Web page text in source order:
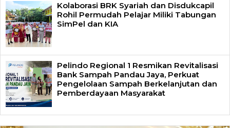
Kolaborasi BRK Syariah dan Disdukcapil
Rohil Permudah Pelajar Miliki Tabungan
SimPel dan KIA
Pelindo Regional 1 Resmikan Revitalisasi
Bank Sampah Pandau Jaya, Perkuat
Pengelolaan Sampah Berkelanjutan dan
Pemberdayaan Masyarakat